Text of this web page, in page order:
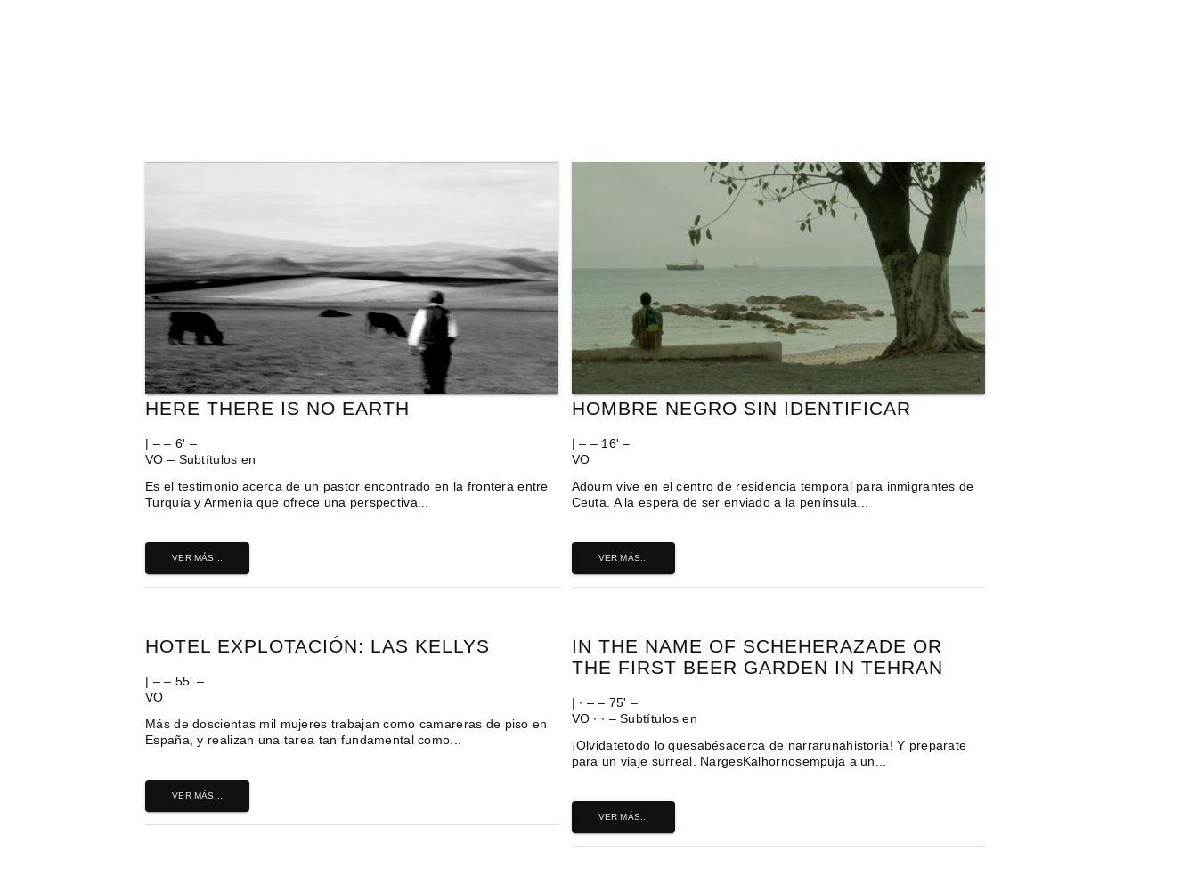
HERE THERE IS NO EARTH
| – – 6' –
VO – Subtítulos en
Es el testimonio acerca de un pastor encontrado en la frontera entre
Turquía y Armenia que ofrece una perspectiva...
VER MÁS...
HOMBRE NEGRO SIN IDENTIFICAR
| – – 16' –
VO
Adoum vive en el centro de residencia temporal para inmigrantes de
Ceuta. A la espera de ser enviado a la península...
VER MÁS...
HOTEL EXPLOTACIÓN: LAS KELLYS
| – – 55' –
VO
Más de doscientas mil mujeres trabajan como camareras de piso en
España, y realizan una tarea tan fundamental como...
VER MÁS...
IN THE NAME OF SCHEHERAZADE OR
THE FIRST BEER GARDEN IN TEHRAN
| ∙ – – 75' –
VO ∙ ∙ – Subtítulos en
¡Olvidatetodo lo quesabésacerca de narrarunahistoria! Y preparate
para un viaje surreal. NargesKalhornosempuja a un...
VER MÁS...